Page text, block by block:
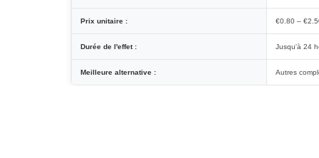
Prix unitaire : €0.80 –
Durée de l'effet : Jusqu'à 24
Meilleure alternative : Autres